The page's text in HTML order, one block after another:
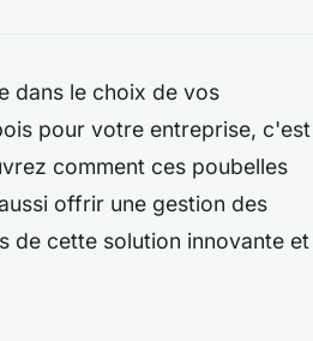
dans le choix de vos
pour votre entreprise, c'est
comment ces poubelles
offrir une gestion des
de cette solution innovante et